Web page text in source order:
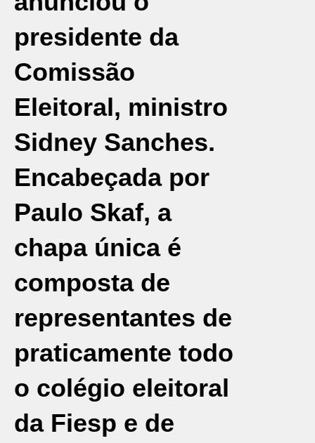
presidente da
Comissão
Eleitoral, ministro
Sidney Sanches.
Encabeçada por
Paulo Skaf, a
chapa única é
composta de
representantes de
praticamente todo
o colégio eleitoral
da Fiesp e de